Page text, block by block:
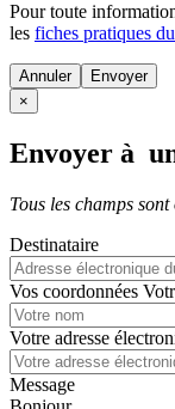
Pour toute
les fiches pratiques
Annuler
×
Envoyer à
Tous les champs
Destinataire
Vos coordonnées
Votre adresse
Message